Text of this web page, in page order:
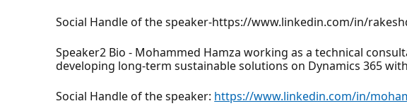
Social Handle of the speaker-https://www.linkedin.com/in/
Speaker2 Bio - Mohammed Hamza working as a technical
developing long-term sustainable solutions on Dynamics 365
Social Handle of the speaker: https://www.linkedin.com/in/